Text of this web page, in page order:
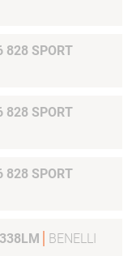
828 SPORT
828 SPORT
828 SPORT
BENELLI